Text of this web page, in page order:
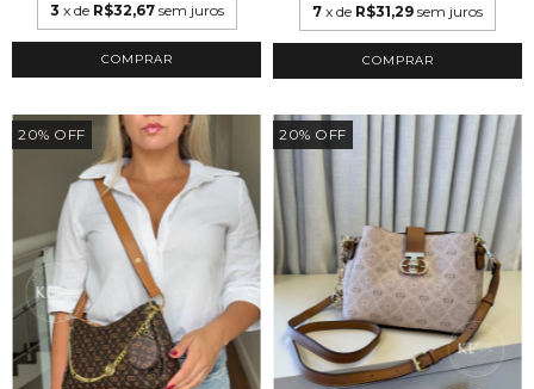
3 x de R$32,67 sem juros
COMPRAR
7 x de R$31,29 sem juros
20% OFF 20% OFF